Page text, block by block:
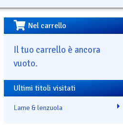
Nel carrello
Il tuo carrello è ancora
vuoto.
Ultimi titoli visitati
Lame & lenzuola